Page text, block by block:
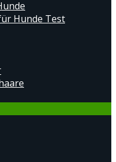
Hunde Test